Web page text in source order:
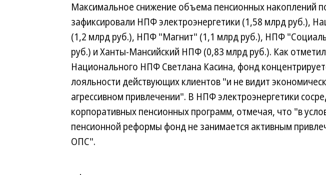
Максимальное снижение объема пенсионных накоплений
зафиксировали НПФ электроэнергетики (1,58 млрд руб.),
(1,2 млрд руб.), НПФ "Магнит" (1,1 млрд руб.), НПФ
руб.) и Ханты-Мансийский НПФ (0,83 млрд руб.). Как
Национального НПФ Светлана Касина, фонд
лояльности действующих клиентов "и не видит
агрессивном привлечении". В НПФ электроэнергетики
корпоративных пенсионных программ, отмечая, что "в
пенсионной реформы фонд не занимается активным
ОПС".